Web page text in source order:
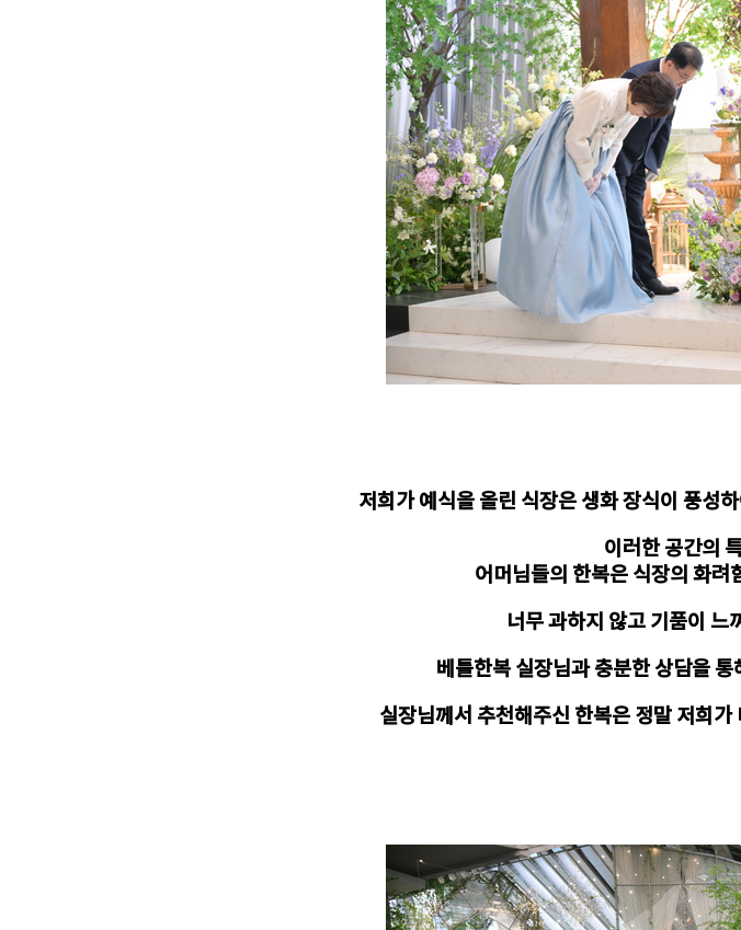
저희가 예식을 올린 식장은 생화 장식이 풍성
이러한 공간의
어머님들의 한복은 식장의 화려
너무 과하지 않고 기품이 느
베틀한복 실장님과 충분한 상담을
실장님께서 추천해주신 한복은 정말 저희